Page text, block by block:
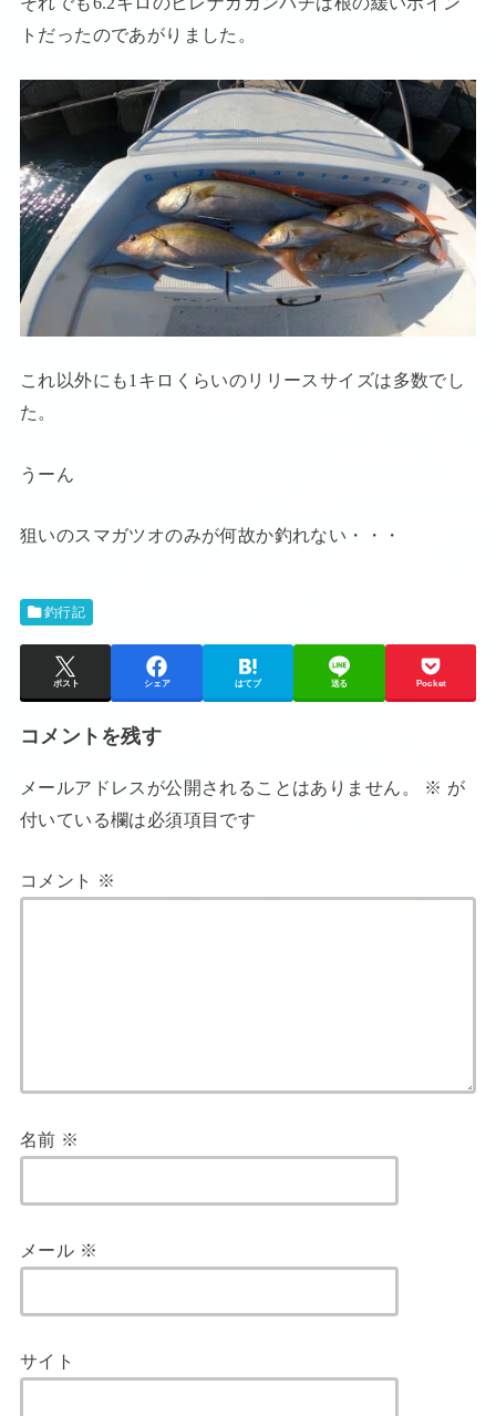
トだったのであがりました。
これ以外にも1キロくらいのリリースサイズは多数でし
た。
うーん
狙いのスマガツオのみが何故か釣れない・・・
釣行記
ポスト シェア はてブ 送る Pocket
コメントを残す
メールアドレスが公開されることはありません。 ※ が
付いている欄は必須項目です
コメント ※
名前 ※
メール ※
サイト